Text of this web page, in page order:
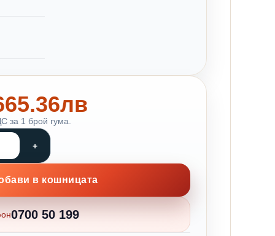
за 1 брой гума.
в кошницата
0700 50 199